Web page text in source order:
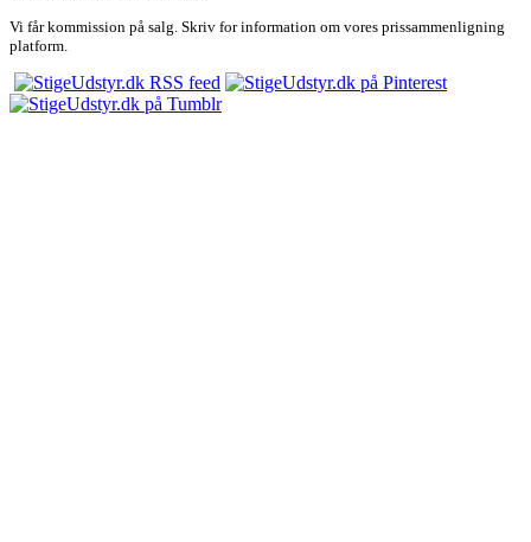
Vi får kommission på salg. Skriv for information om vores prissammenligning
platform.